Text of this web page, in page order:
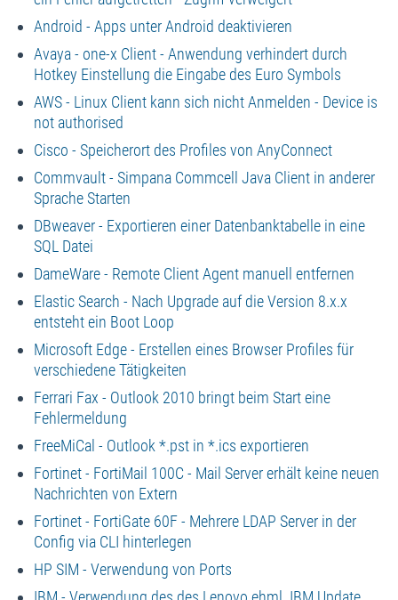
Android - Apps unter Android deaktivieren
Avaya - one-x Client - Anwendung verhindert durch
Hotkey Einstellung die Eingabe des Euro Symbols
AWS - Linux Client kann sich nicht Anmelden - Device is
not authorised
Cisco - Speicherort des Profiles von AnyConnect
Commvault - Simpana Commcell Java Client in anderer
Sprache Starten
DBweaver - Exportieren einer Datenbanktabelle in eine
SQL Datei
DameWare - Remote Client Agent manuell entfernen
Elastic Search - Nach Upgrade auf die Version 8.x.x
entsteht ein Boot Loop
Microsoft Edge - Erstellen eines Browser Profiles für
verschiedene Tätigkeiten
Ferrari Fax - Outlook 2010 bringt beim Start eine
Fehlermeldung
FreeMiCal - Outlook *.pst in *.ics exportieren
Fortinet - FortiMail 100C - Mail Server erhält keine neuen
Nachrichten von Extern
Fortinet - FortiGate 60F - Mehrere LDAP Server in der
Config via CLI hinterlegen
HP SIM - Verwendung von Ports